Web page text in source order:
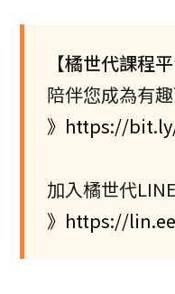
【橘世代課程平
陪伴您成為有
》https://
加入橘世代
》https://